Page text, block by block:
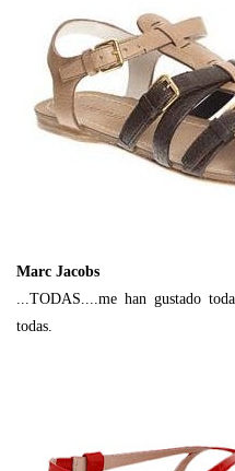
Marc Jacobs
...TODAS....me han gustado
todas.